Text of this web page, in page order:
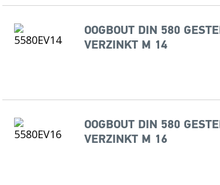
OOGBOUT DIN 580
VERZINKT M 14
OOGBOUT DIN 580
VERZINKT M 16